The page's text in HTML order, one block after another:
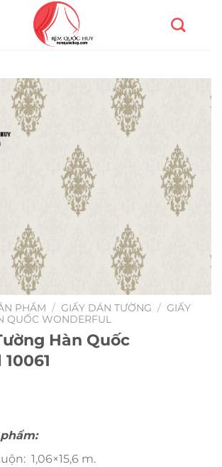
PHẨM / GIẤY DÁN TƯỜNG / GIẤY
QUỐC WONDERFUL
Hàn Quốc
1,06×15,6 m.